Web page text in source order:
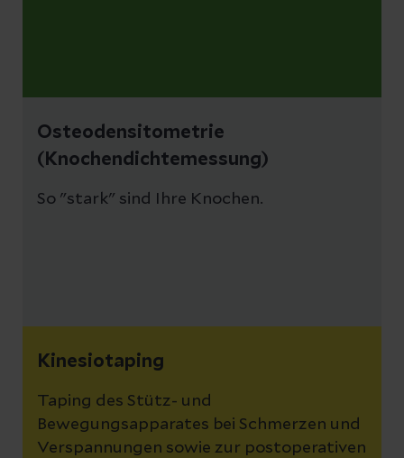
Osteodensitometrie
(Knochendichtemessung)
So "stark" sind Ihre Knochen.
Kinesiotaping
Taping des Stütz- und
Bewegungsapparates bei Schmerzen und
Verspannungen sowie zur postoperativen